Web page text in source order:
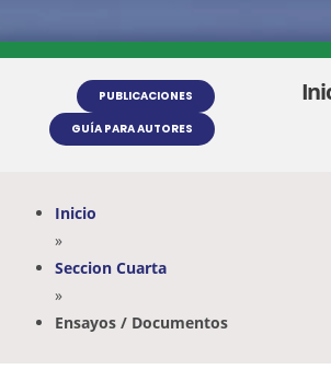
PUBLICACIONES
GUÍA PARA AUTORES
Inicio
»
Seccion Cuarta
»
Ensayos / Documentos